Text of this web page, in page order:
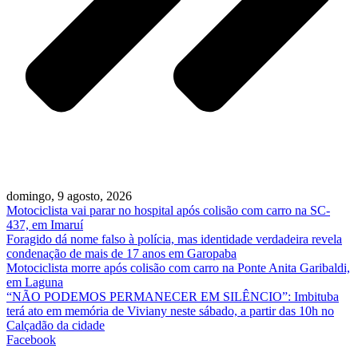
domingo, 9 agosto, 2026
Motociclista vai parar no hospital após colisão com carro na SC-
437, em Imaruí
Foragido dá nome falso à polícia, mas identidade verdadeira revela
condenação de mais de 17 anos em Garopaba
Motociclista morre após colisão com carro na Ponte Anita Garibaldi,
em Laguna
“NÃO PODEMOS PERMANECER EM SILÊNCIO”: Imbituba
terá ato em memória de Viviany neste sábado, a partir das 10h no
Calçadão da cidade
Facebook